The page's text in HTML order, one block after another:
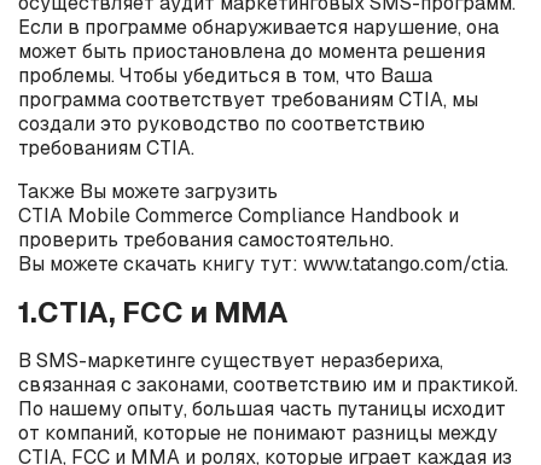
Если в программе обнаруживается нарушение, она
может быть приостановлена до момента решения
проблемы. Чтобы убедиться в том, что Ваша
программа соответствует требованиям CTIA, мы
создали это руководство по соответствию
требованиям CTIA.
Также Вы можете загрузить
CTIA MobileCommerceCompliance Handbook и
проверить требования самостоятельно.
Вы можетескачать книгу тут: www.tatango.com/ctia.
1.CTIA, FCC и MMA
В SMS-маркетинге существует неразбериха,
связанная с законами, соответствию им и практикой.
По нашему опыту, большая часть путаницы исходит
от компаний, которые не понимают разницы между
CTIA, FCC и MMA и ролях, которые играет каждая из